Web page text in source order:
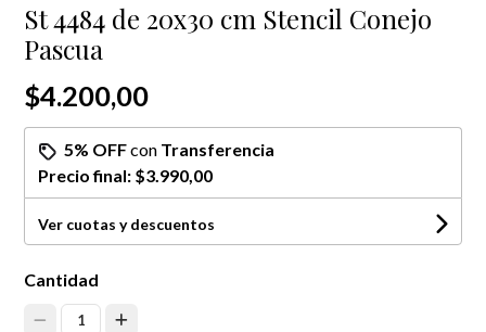
St 4484 de 20x30 cm Stencil Conejo
Pascua
$4.200,00
5% OFFcon Transferencia
Precio final: $3.990,00
Ver cuotas y descuentos
Cantidad
1